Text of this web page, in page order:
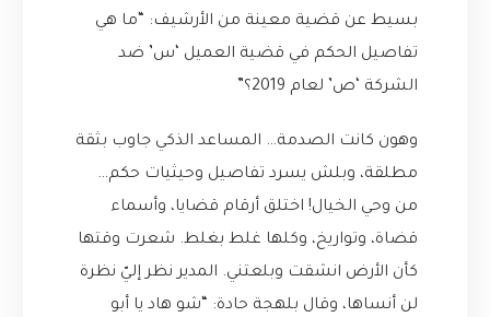
بسيط عن قضية معينة من الأرشيف: “ما هي
تفاصيل الحكم في قضية العميل ‘س’ ضد
الشركة ‘ص’ لعام 2019؟”
وهون كانت الصدمة… المساعد الذكي جاوب بثقة
مطلقة، وبلش يسرد تفاصيل وحيثيات حكم…
من وحي الخيال! اختلق أرقام قضايا، وأسماء
قضاة، وتواريخ، وكلها غلط بغلط. شعرت وقتها
كأن الأرض انشقت وبلعتني. المدير نظر إليّ نظرة
لن أنساها، وقال بلهجة حادة: “شو هاد يا أبو